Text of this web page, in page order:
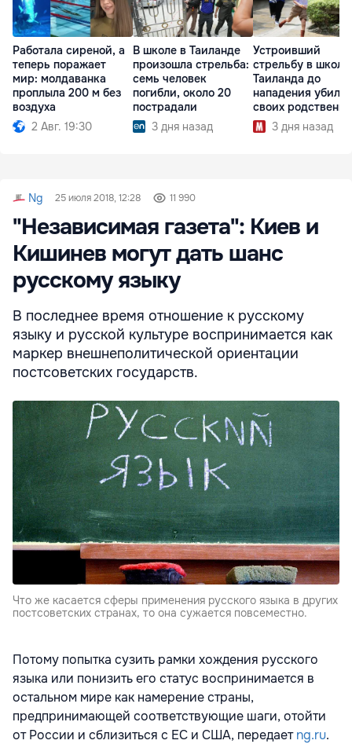
Работала сиреной, а
теперь поражает
мир: молдаванка
проплыла 200 м без
воздуха
2 Авг. 19:30
В школе в Таиланде
произошла стрельба:
семь человек
погибли, около 20
пострадали
3 дня назад
Устроивший
стрельбу в школе
Таиланда до
нападения убил
своих
3 дня назад
Ng 25 июля 2018, 12:28 11 990
"Независимая газета": Киев и
Кишинев могут дать шанс
русскому языку
В последнее время отношение к русскому
языку и русской культуре воспринимается как
маркер внешнеполитической ориентации
постсоветских государств.
Что же касается сферы применения русского языка в других
постсоветских странах, то она сужается повсеместно.
Потому попытка сузить рамки хождения русского
языка или понизить его статус воспринимается в
остальном мире как намерение страны,
предпринимающей соответствующие шаги, отойти
от России и сблизиться с ЕС и США, передаетng.ru.